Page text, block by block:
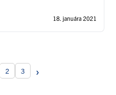
18. januára 2021
2 3 ›